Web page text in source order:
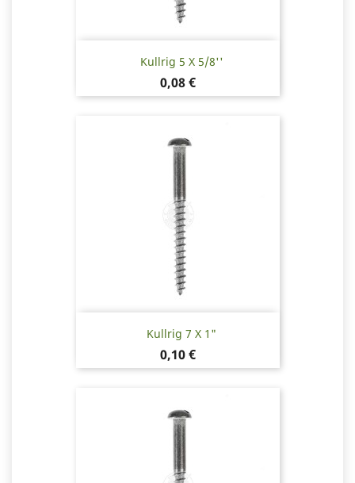
Kullrig 5 X 5/8''
Pris
0,08 €
Kullrig 7 X 1"
Pris
0,10 €